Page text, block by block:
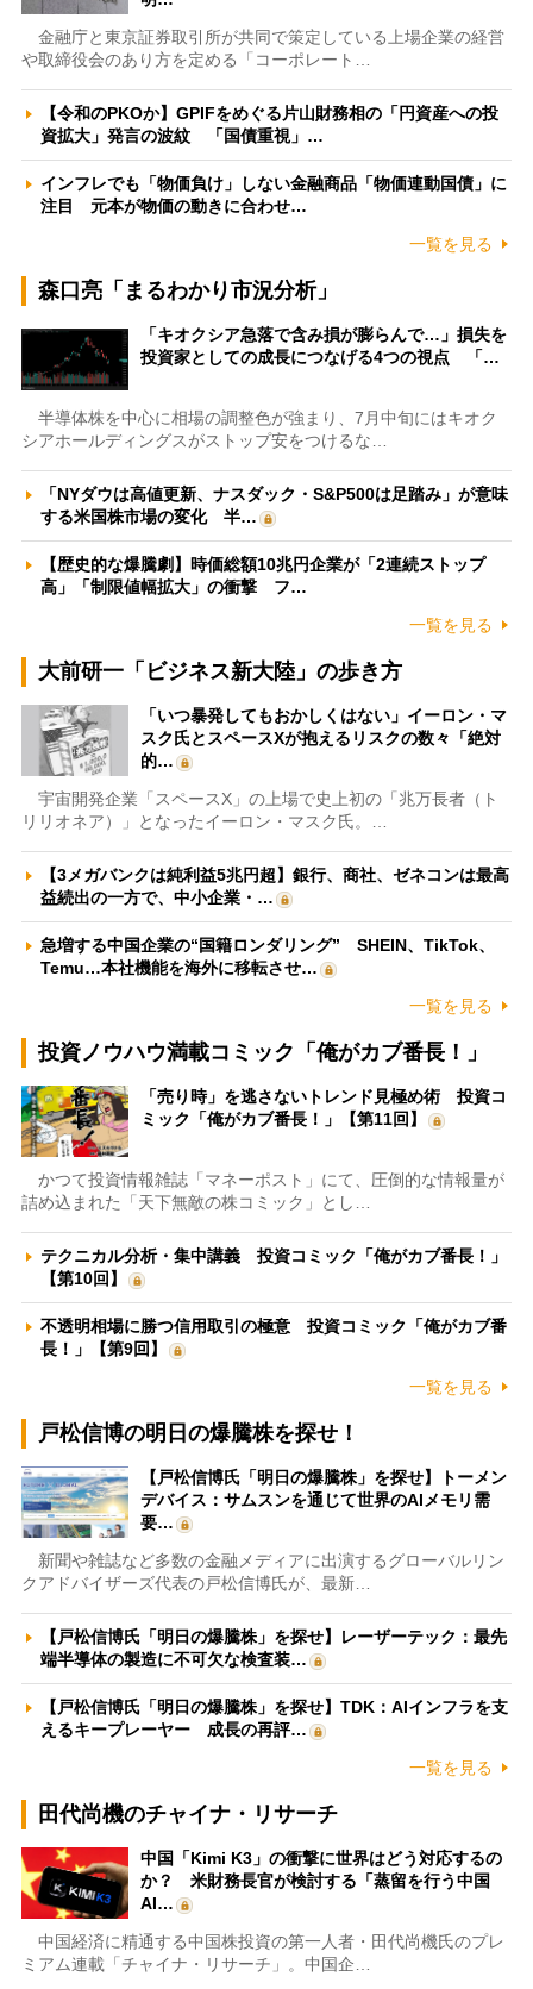
金融庁と東京証券取引所が共同で策定している上場企業の経営
や取締役会のあり方を定める「コーポレート…
【令和のPKOか】GPIFをめぐる片山財務相の「円資産への投
資拡大」発言の波紋 「国債重視」…
インフレでも「物価負け」しない金融商品「物価連動国債」に
注目 元本が物価の動きに合わせ…
一覧を見る
森口亮「まるわかり市況分析」
「キオクシア急落で含み損が膨らんで…」損失を
投資家としての成長につなげる4つの視点 「…
半導体株を中心に相場の調整色が強まり、7月中旬にはキオク
シアホールディングスがストップ安をつけるな…
「NYダウは高値更新、ナスダック・S&P500は足踏み」が意味
する米国株市場の変化 半…
【歴史的な爆騰劇】時価総額10兆円企業が「2連続ストップ
高」「制限値幅拡大」の衝撃 フ…
一覧を見る
大前研一「ビジネス新大陸」の歩き方
「いつ暴発してもおかしくはない」イーロン・マ
スク氏とスペースXが抱えるリスクの数々「絶対
的…
宇宙開発企業「スペースX」の上場で史上初の「兆万長者（ト
リリオネア）」となったイーロン・マスク氏。…
【3メガバンクは純利益5兆円超】銀行、商社、ゼネコンは最高
益続出の一方で、中小企業・…
急増する中国企業の“国籍ロンダリング” SHEIN、TikTok、
Temu…本社機能を海外に移転させ…
一覧を見る
投資ノウハウ満載コミック「俺がカブ番長！」
「売り時」を逃さないトレンド見極め術 投資コ
ミック「俺がカブ番長！」【第11回】
かつて投資情報雑誌「マネーポスト」にて、圧倒的な情報量が
詰め込まれた「天下無敵の株コミック」とし…
テクニカル分析・集中講義 投資コミック「俺がカブ番長！」
【第10回】
不透明相場に勝つ信用取引の極意 投資コミック「俺がカブ番
長！」【第9回】
一覧を見る
戸松信博の明日の爆騰株を探せ！
【戸松信博氏「明日の爆騰株」を探せ】トーメン
デバイス：サムスンを通じて世界のAIメモリ需
要…
新聞や雑誌など多数の金融メディアに出演するグローバルリン
クアドバイザーズ代表の戸松信博氏が、最新…
【戸松信博氏「明日の爆騰株」を探せ】レーザーテック：最先
端半導体の製造に不可欠な検査装…
【戸松信博氏「明日の爆騰株」を探せ】TDK：AIインフラを支
えるキープレーヤー 成長の再評…
一覧を見る
田代尚機のチャイナ・リサーチ
中国「Kimi K3」の衝撃に世界はどう対応するの
か？ 米財務長官が検討する「蒸留を行う中国
AI…
中国経済に精通する中国株投資の第一人者・田代尚機氏のプレ
ミアム連載「チャイナ・リサーチ」。中国企…